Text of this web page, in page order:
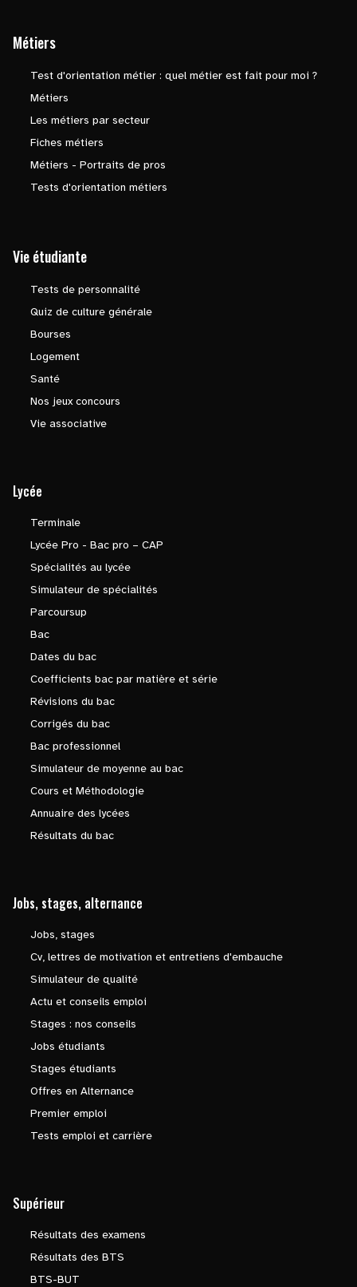
Métiers
Test d'orientation métier : quel métier est fait pour moi ?
Métiers
Les métiers par secteur
Fiches métiers
Métiers - Portraits de pros
Tests d'orientation métiers
Vie étudiante
Tests de personnalité
Quiz de culture générale
Bourses
Logement
Santé
Nos jeux concours
Vie associative
Lycée
Terminale
Lycée Pro - Bac pro – CAP
Spécialités au lycée
Simulateur de spécialités
Parcoursup
Bac
Dates du bac
Coefficients bac par matière et série
Révisions du bac
Corrigés du bac
Bac professionnel
Simulateur de moyenne au bac
Cours et Méthodologie
Annuaire des lycées
Résultats du bac
Jobs, stages, alternance
Jobs, stages
Cv, lettres de motivation et entretiens d'embauche
Simulateur de qualité
Actu et conseils emploi
Stages : nos conseils
Jobs étudiants
Stages étudiants
Offres en Alternance
Premier emploi
Tests emploi et carrière
Supérieur
Résultats des examens
Résultats des BTS
BTS-BUT